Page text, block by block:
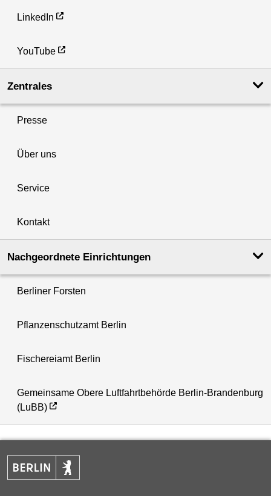
LinkedIn
YouTube
Zentrales
Presse
Über uns
Service
Kontakt
Nachgeordnete Einrichtungen
Berliner Forsten
Pflanzenschutzamt Berlin
Fischereiamt Berlin
Gemeinsame Obere Luftfahrtbehörde Berlin-Brandenburg
(LuBB)